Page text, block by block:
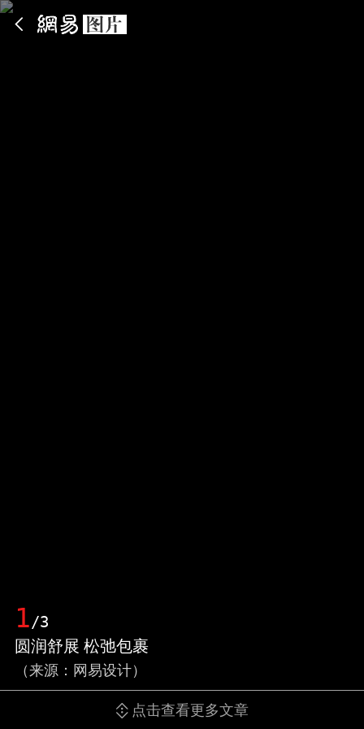
1/3
圆润舒展 松弛包裹
（来源：网易设计）
点击查看更多文章
App内打开